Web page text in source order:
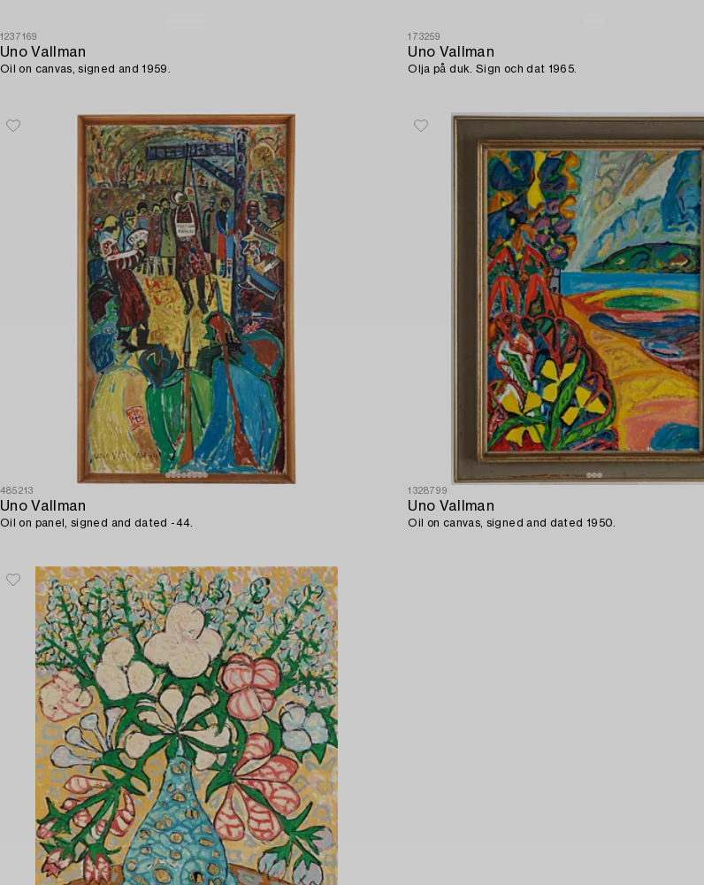
1237169
Uno Vallman
Oil on canvas, signed and 1959.
173259
Uno Vallman
Olja på duk. Sign och dat 1965.
485213
Uno Vallman
Oil on panel, signed and dated -44.
1328799
Uno Vallman
Oil on canvas, signed and dated 1950.